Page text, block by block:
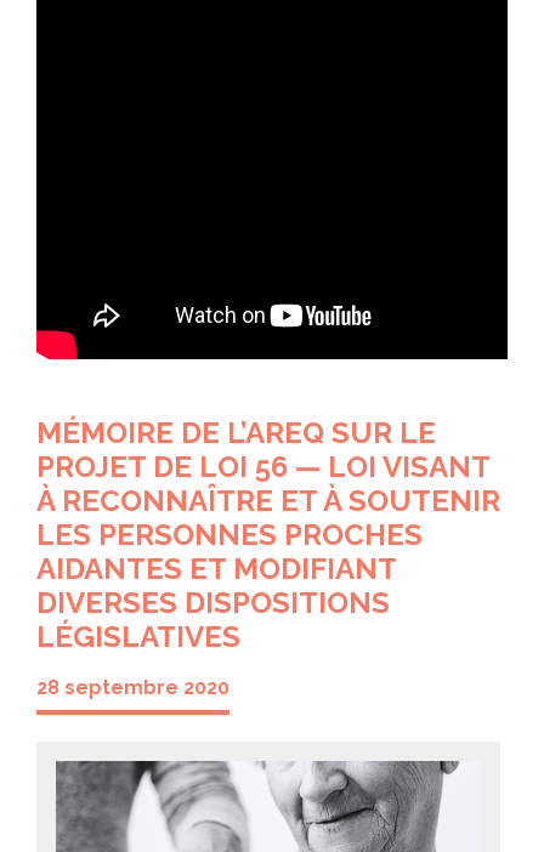
MÉMOIRE DE L’AREQ SUR LE
PROJET DE LOI 56 — LOI VISANT
À RECONNAÎTRE ET À SOUTENIR
LES PERSONNES PROCHES
AIDANTES ET MODIFIANT
DIVERSES DISPOSITIONS
LÉGISLATIVES
28 septembre 2020